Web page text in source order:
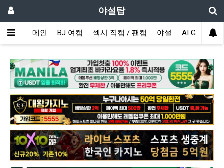
야설탑
메인 BJ 여캠 섹시 직캠 / 팬캠 야설 AI GIRL